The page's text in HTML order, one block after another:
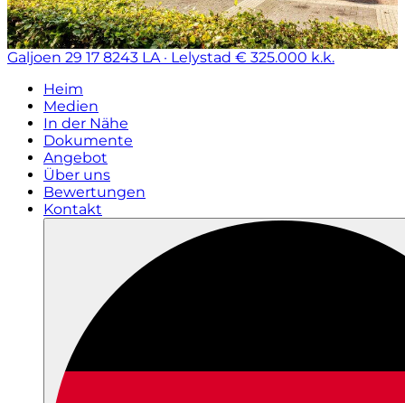
Galjoen 29 17 8243 LA · Lelystad € 325.000 k.k.
Heim
Medien
In der Nähe
Dokumente
Angebot
Über uns
Bewertungen
Kontakt